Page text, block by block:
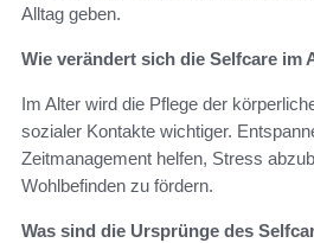
Alltag geben.
Wie verändert sich die Selfcare im
Im Alter wird die Pflege der
sozialer Kontakte wichtiger.
Zeitmanagement helfen, Stress
Wohlbefinden zu fördern.
Was sind die Ursprünge des